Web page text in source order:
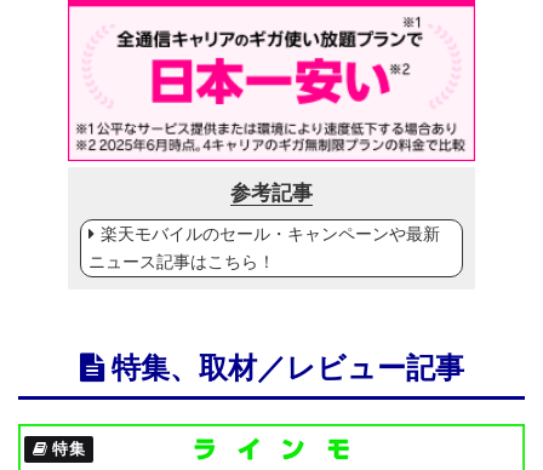
参考記事
楽天モバイルのセール・キャンペーンや最新
ニュース記事はこちら！
特集、取材／レビュー記事
特集